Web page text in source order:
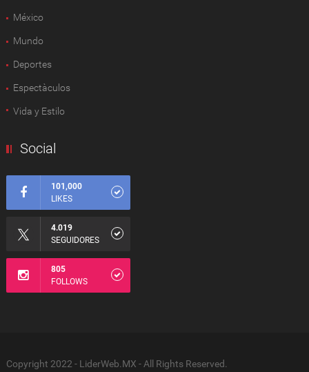
México
Mundo
Deportes
Espectàculos
Vida y Estilo
Social
101,000
LIKES
4.019
SEGUIDORES
805
FOLLOWS
Copyright 2022 - LiderWeb.MX - All Rights Reserved.